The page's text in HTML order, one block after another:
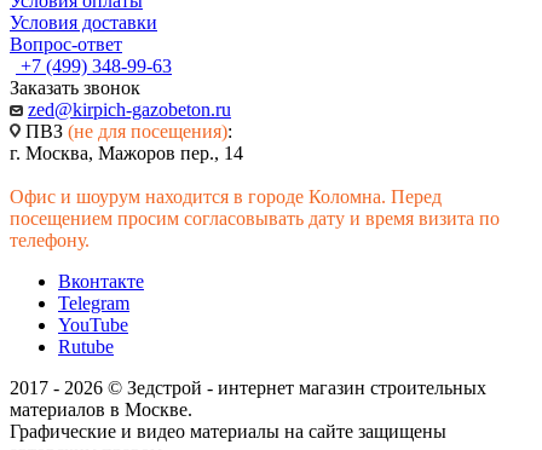
Условия доставки
Вопрос-ответ
+7 (499) 348-99-63
Заказать звонок
zed@kirpich-gazobeton.ru
ПВЗ (не для посещения):
г. Москва, Мажоров пер., 14
Офис и шоурум находится в городе Коломна. Перед
посещением просим согласовывать дату и время визита по
телефону.
Вконтакте
Telegram
YouTube
Rutube
2017 - 2026 © Зедстрой - интернет магазин строительных
материалов в Москве.
Графические и видео материалы на сайте защищены